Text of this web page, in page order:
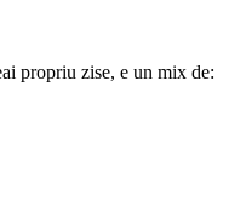
propriu zise, e un mix de: